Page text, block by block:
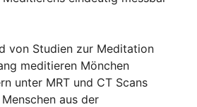
von Studien zur Meditation
meditieren Mönchen
unter MRT und CT Scans
aus der